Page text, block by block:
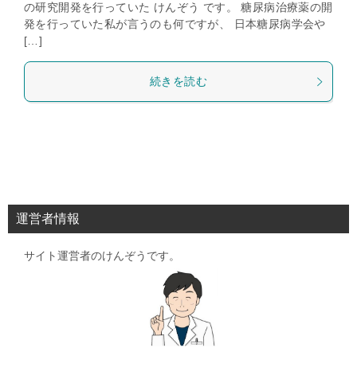
の研究開発を行っていた けんぞう です。 糖尿病治療薬の開
発を行っていた私が言うのも何ですが、 日本糖尿病学会や
[…]
続きを読む
運営者情報
サイト運営者のけんぞうです。